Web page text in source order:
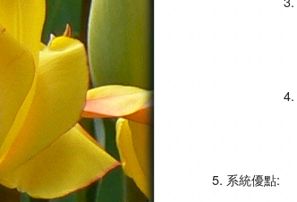
系統優點: